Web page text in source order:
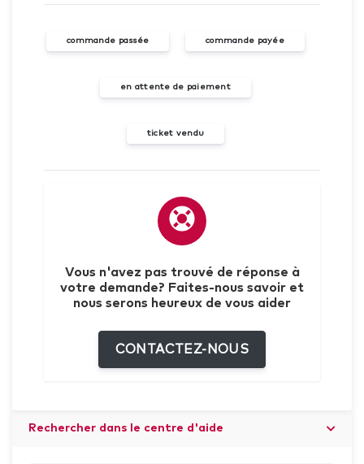
Rechercher dans le centre d'aide
commande passée commande payée
en attente de paiement
ticket vendu
Vous n'avez pas trouvé de réponse à
votre demande? Faites-nous savoir et
nous serons heureux de vous aider
CONTACTEZ-NOUS